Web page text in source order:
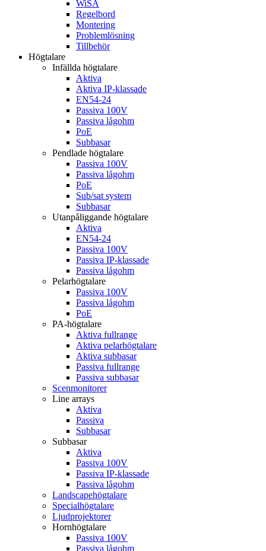
WiSA
Regelbord
Montering
Problemlösning
Tillbehör
Högtalare
Infällda högtalare
Aktiva
Aktiva IP-klassade
EN54-24
Passiva 100V
Passiva lågohm
PoE
Subbasar
Pendlade högtalare
Passiva 100V
Passiva lågohm
PoE
Sub/sat system
Subbasar
Utanpåliggande högtalare
Aktiva
EN54-24
Passiva 100V
Passiva IP-klassade
Passiva lågohm
Pelarhögtalare
Passiva 100V
Passiva lågohm
PoE
PA-högtalare
Aktiva fullrange
Aktiva pelarhögtalare
Aktiva subbasar
Passiva fullrange
Passiva subbasar
Scenmonitorer
Line arrays
Aktiva
Passiva
Subbasar
Subbasar
Aktiva
Passiva 100V
Passiva IP-klassade
Passiva lågohm
Landscapehögtalare
Specialhögtalare
Ljudprojektorer
Hornhögtalare
Passiva 100V
Passiva lågohm